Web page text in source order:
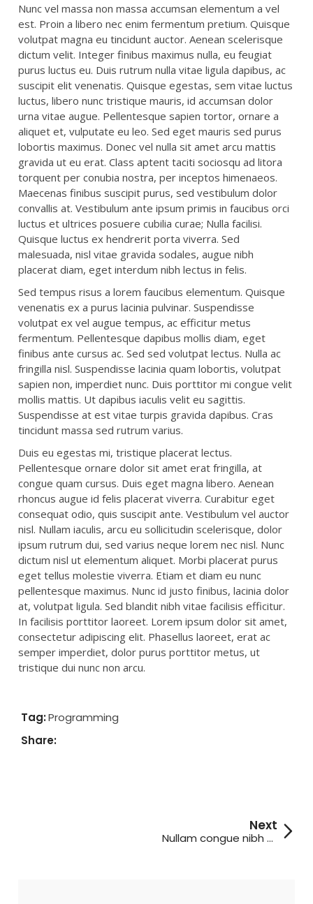
Nunc vel massa non massa accumsan elementum a vel
est. Proin a libero nec enim fermentum pretium. Quisque
volutpat magna eu tincidunt auctor. Aenean scelerisque
dictum velit. Integer finibus maximus nulla, eu feugiat
purus luctus eu. Duis rutrum nulla vitae ligula dapibus, ac
suscipit elit venenatis. Quisque egestas, sem vitae luctus
luctus, libero nunc tristique mauris, id accumsan dolor
urna vitae augue. Pellentesque sapien tortor, ornare a
aliquet et, vulputate eu leo. Sed eget mauris sed purus
lobortis maximus. Donec vel nulla sit amet arcu mattis
gravida ut eu erat. Class aptent taciti sociosqu ad litora
torquent per conubia nostra, per inceptos himenaeos.
Maecenas finibus suscipit purus, sed vestibulum dolor
convallis at. Vestibulum ante ipsum primis in faucibus orci
luctus et ultrices posuere cubilia curae; Nulla facilisi.
Quisque luctus ex hendrerit porta viverra. Sed
malesuada, nisl vitae gravida sodales, augue nibh
placerat diam, eget interdum nibh lectus in felis.
Sed tempus risus a lorem faucibus elementum. Quisque
venenatis ex a purus lacinia pulvinar. Suspendisse
volutpat ex vel augue tempus, ac efficitur metus
fermentum. Pellentesque dapibus mollis diam, eget
finibus ante cursus ac. Sed sed volutpat lectus. Nulla ac
fringilla nisl. Suspendisse lacinia quam lobortis, volutpat
sapien non, imperdiet nunc. Duis porttitor mi congue velit
mollis mattis. Ut dapibus iaculis velit eu sagittis.
Suspendisse at est vitae turpis gravida dapibus. Cras
tincidunt massa sed rutrum varius.
Duis eu egestas mi, tristique placerat lectus.
Pellentesque ornare dolor sit amet erat fringilla, at
congue quam cursus. Duis eget magna libero. Aenean
rhoncus augue id felis placerat viverra. Curabitur eget
consequat odio, quis suscipit ante. Vestibulum vel auctor
nisl. Nullam iaculis, arcu eu sollicitudin scelerisque, dolor
ipsum rutrum dui, sed varius neque lorem nec nisl. Nunc
dictum nisl ut elementum aliquet. Morbi placerat purus
eget tellus molestie viverra. Etiam et diam eu nunc
pellentesque maximus. Nunc id justo finibus, lacinia dolor
at, volutpat ligula. Sed blandit nibh vitae facilisis efficitur.
In facilisis porttitor laoreet. Lorem ipsum dolor sit amet,
consectetur adipiscing elit. Phasellus laoreet, erat ac
semper imperdiet, dolor purus porttitor metus, ut
tristique dui nunc non arcu.
Tag:
All, Programming
Share:
Nullam congue nibh vitae arcu vehicula vestibulum